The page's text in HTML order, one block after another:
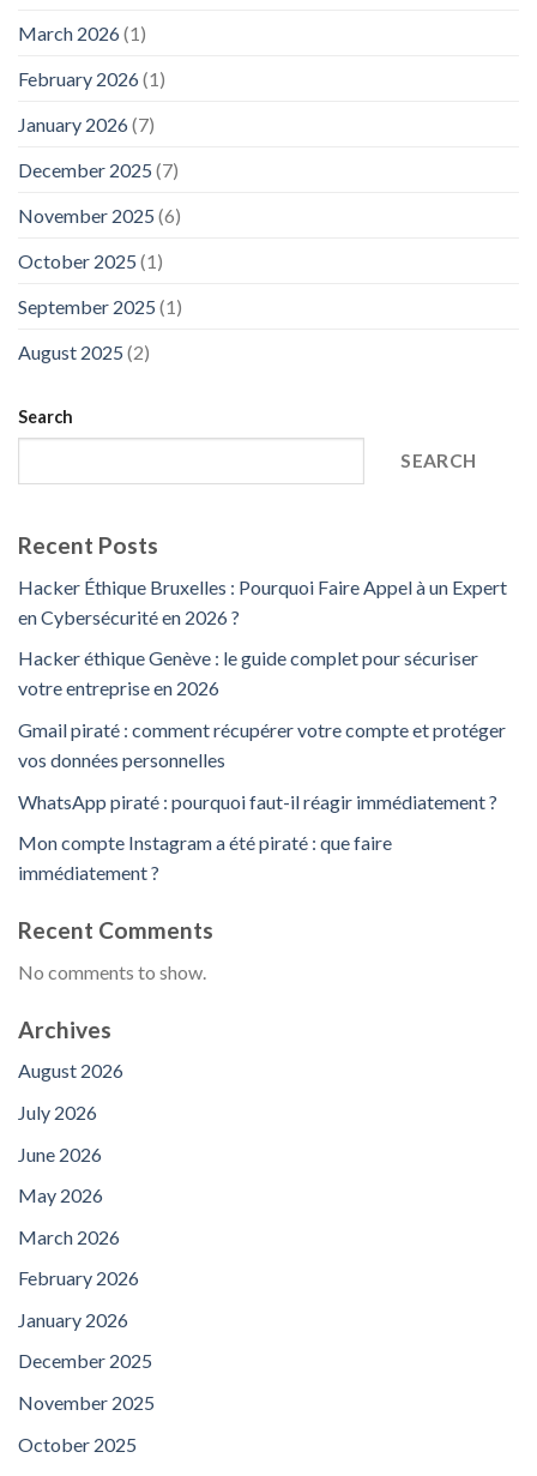
March 2026(1)
February 2026(1)
January 2026(7)
December 2025 (7)
November 2025 (6)
October 2025 (1)
September 2025 (1)
August 2025 (2)
Search
SEARCH
Recent Posts
Hacker Éthique Bruxelles : Pourquoi Faire Appel à un Expert
en Cybersécurité en 2026 ?
Hacker éthique Genève : le guide complet pour sécuriser
votre entreprise en 2026
Gmail piraté : comment récupérer votre compte et protéger
vos données personnelles
WhatsApp piraté : pourquoi faut-il réagir immédiatement ?
Mon compte Instagram a été piraté : que faire
immédiatement ?
Recent Comments
No comments to show.
Archives
August 2026
July 2026
June 2026
May 2026
March 2026
February 2026
January 2026
December 2025
November 2025
October 2025